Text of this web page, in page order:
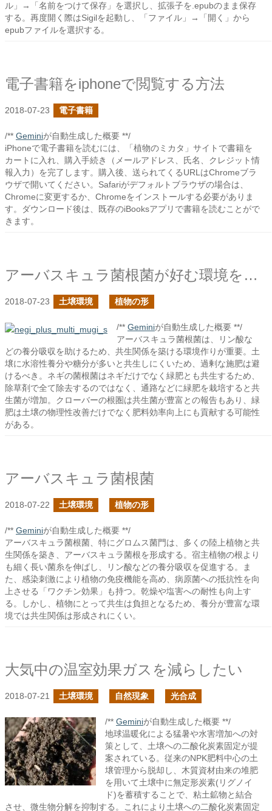
ル」→「名前をつけて保存」を選択し、拡張子を.epubのまま保存
する。再度開く際はSigilを起動し、「ファイル」→「開く」から
epubファイルを選択する。
電子書籍をiphoneで閲覧する方法
2018-07-23 電子書籍
/** Geminiが自動生成した概要 **/
iPhoneで電子書籍を読むには、「植物のミカタ」サイトで書籍を
カートに入れ、購入手続き（メールアドレス、氏名、クレジット情
報入力）を完了します。購入後、送られてくるURLはChromeブラ
ウザで開いてください。Safariがデフォルトブラウザの場合は、
Chromeに変更するか、Chromeをインストールする必要がありま
す。ダウンロード後は、既存のiBooksアプリで書籍を読むことがで
きます。
アーバスキュラ菌根菌が好む環境を探る
2018-07-23 土壌環境 植物の形
/** Geminiが自動生成した概要 **/
アーバスキュラ菌根菌は、リン酸な
どの養分吸収を助けるため、共生関係を築ける環境作りが重要。土
壌に水溶性養分や糖分が多いと共生しにくいため、過剰な施肥は避
けるべき。ネギの菌根菌はネギだけでなく緑肥とも共生するため、
除草剤で全て除去するのではなく、通路などに緑肥を栽培すると共
生菌が増加。クローバーの根圏は共生菌が豊富との報告もあり、緑
肥は土壌の物理性改善だけでなく肥料効率向上にも貢献する可能性
がある。
アーバスキュラ菌根菌
2018-07-22 土壌環境 植物の形
/** Geminiが自動生成した概要 **/
アーバスキュラ菌根菌、特にグロムス菌門は、多くの陸上植物と共
生関係を築き、アーバスキュラ菌根を形成する。宿主植物の根より
も細く長い菌糸を伸ばし、リン酸などの養分吸収を促進する。ま
た、感染刺激により植物の免疫機能を高め、病原菌への抵抗性を向
上させる「ワクチン効果」も持つ。乾燥や塩害への耐性も向上す
る。しかし、植物にとって共生は負担となるため、養分が豊富な環
境では共生関係は形成されにくい。
大気中の温室効果ガスを減らしたい
2018-07-21 土壌環境 自然現象 光合成
/** Geminiが自動生成した概要 **/
地球温暖化による猛暑や水害増加への対
策として、土壌への二酸化炭素固定が提
案されている。従来のNPK肥料中心の土
壌管理から脱却し、木質資材由来の堆肥
を用いて土壌中に無定形炭素(リグノイ
ド)を蓄積することで、粘土鉱物と結合
させ、微生物分解を抑制する。これにより土壌への二酸化炭素固定